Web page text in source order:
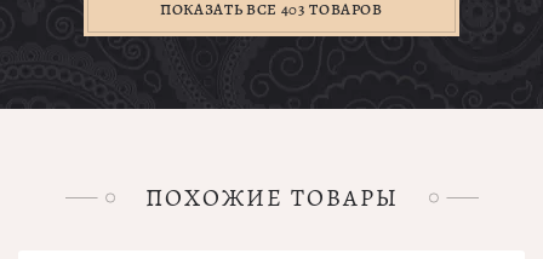
ПОКАЗАТЬ ВСЕ 403 ТОВАРОВ
ПОХОЖИЕ ТОВАРЫ